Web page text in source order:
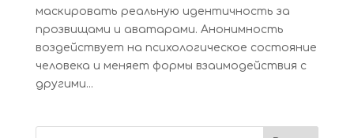
маскировать реальную идентичность за
прозвищами и аватарами. Анонимность
воздействует на психологическое состояние
человека и меняет формы взаимодействия с
другими...